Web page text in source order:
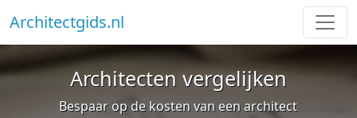
Architectgids.nl
Architecten vergelijken
Bespaar op de kosten van een architect